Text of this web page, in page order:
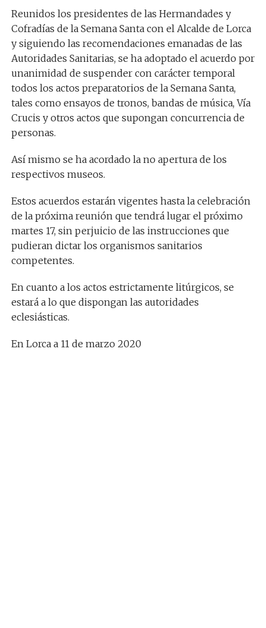
Reunidos los presidentes de las Hermandades y
Cofradías de la Semana Santa con el Alcalde de Lorca
y siguiendo las recomendaciones emanadas de las
Autoridades Sanitarias, se ha adoptado el acuerdo por
unanimidad de suspender con carácter temporal
todos los actos preparatorios de la Semana Santa,
tales como ensayos de tronos, bandas de música, Vía
Crucis y otros actos que supongan concurrencia de
personas.
Así mismo se ha acordado la no apertura de los
respectivos museos.
Estos acuerdos estarán vigentes hasta la celebración
de la próxima reunión que tendrá lugar el próximo
martes 17, sin perjuicio de las instrucciones que
pudieran dictar los organismos sanitarios
competentes.
En cuanto a los actos estrictamente litúrgicos, se
estará a lo que dispongan las autoridades
eclesiásticas.
En Lorca a 11 de marzo 2020